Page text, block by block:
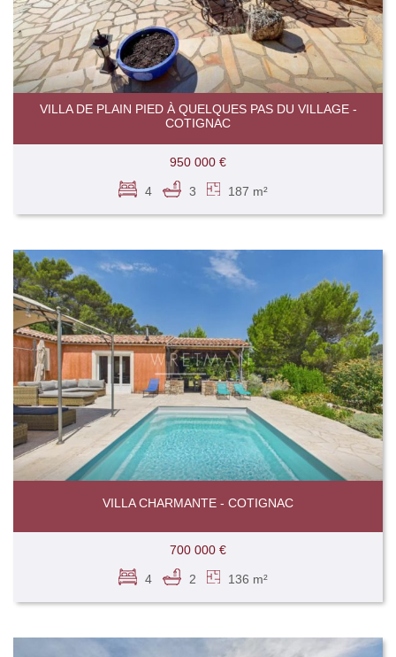
VILLA DE PLAIN PIED À QUELQUES PAS DU VILLAGE -
COTIGNAC
950 000 €
4 3 187 m²
VILLA CHARMANTE - COTIGNAC
700 000 €
4 2 136 m²